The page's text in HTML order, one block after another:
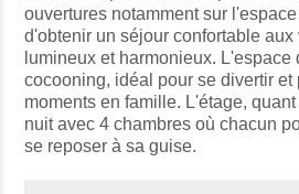
ouvertures notamment sur
d'obtenir un séjour confortable
lumineux et harmonieux. L'espace
cocooning, idéal pour se divertir et
moments en famille. L'étage,
nuit avec 4 chambres où chacun
se reposer à sa guise.